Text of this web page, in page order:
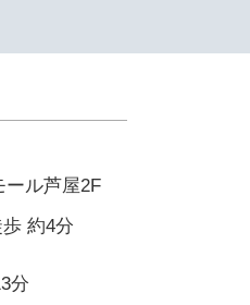
ール芦屋2F
約4分
分